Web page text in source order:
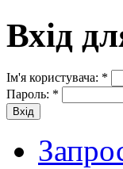
Вхід
Ім'я користувача: *
Пароль: *